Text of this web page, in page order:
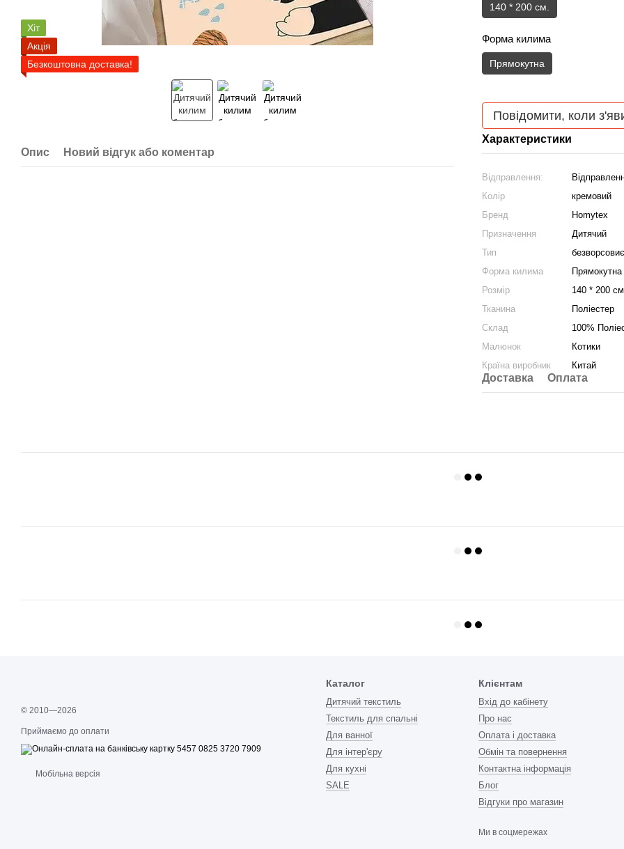
Хіт
Акція
Безкоштовна доставка!
Опис Новий відгук або коментар
140 * 200 см.
Форма килима
Прямокутна
Повідомити, коли
Характеристики
Відправлення:
Колір
кремовий
Бренд
Homytex
Призначення
Дитячий
Тип
безворсовиє
Форма килима
Прямокутна
Розмір
140 * 200
Тканина
Поліестер
Склад
100%
Малюнок
Котики
Країна виробник
Китай
Доставка Оплата
© 2010—2026
Приймаємо до оплати
Мобільна версія
Каталог
Дитячий текстиль
Текстиль для спальні
Для ванної
Для інтер'єру
Для кухні
SALE
Клієнтам
Вхід до кабінету
Про нас
Оплата і доставка
Обмін та повернення
Контактна інформація
Блог
Відгуки про магазин
Ми в соцмережах